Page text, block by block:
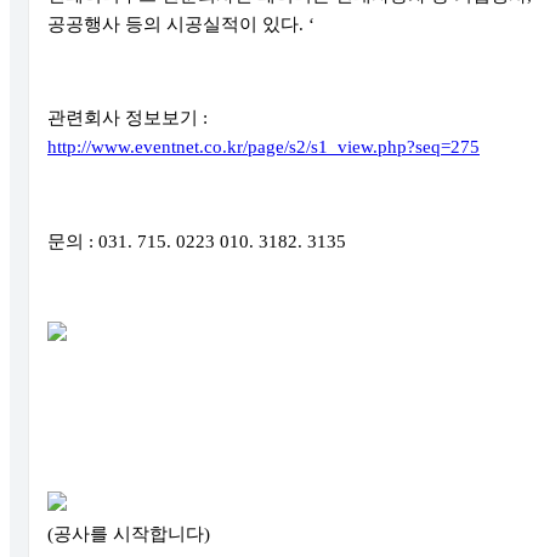
공공행사 등의 시공실적이 있다. ‘
관련회사 정보보기 :
http://www.eventnet.co.kr/page/s2/s1_view.php?seq=275
문의 : 031. 715. 0223 010. 3182. 3135
(공사를 시작합니다)